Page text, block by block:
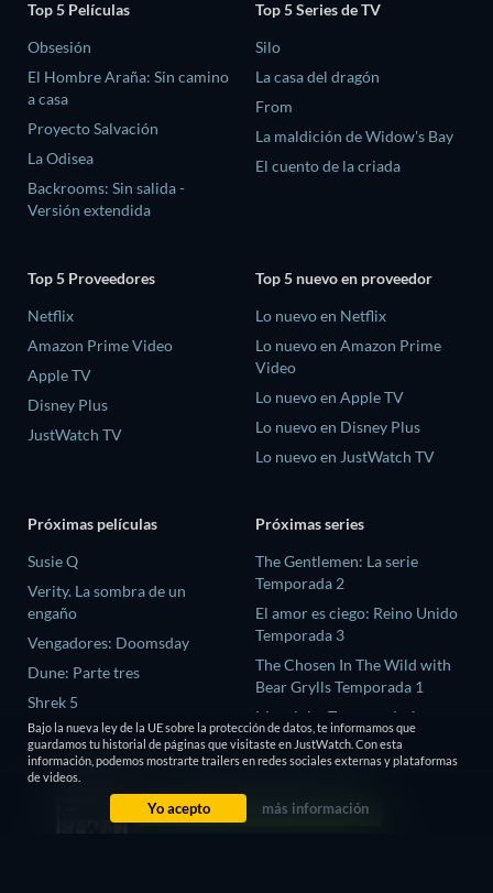
Top 5 Películas
Obsesión
El Hombre Araña: Sin camino
a casa
Proyecto Salvación
La Odisea
Backrooms: Sin salida -
Versión extendida
Top 5 Series de TV
Silo
La casa del dragón
From
La maldición de Widow's Bay
El cuento de la criada
Top 5 Proveedores
Netflix
Amazon Prime Video
Apple TV
Disney Plus
JustWatch TV
Top 5 nuevo en proveedor
Lo nuevo en Netflix
Lo nuevo en Amazon Prime
Video
Lo nuevo en Apple TV
Lo nuevo en Disney Plus
Lo nuevo en JustWatch TV
Próximas películas
Susie Q
Verity. La sombra de un
engaño
Vengadores: Doomsday
Dune: Parte tres
Shrek 5
Próximas series
The Gentlemen: La serie
Temporada 2
El amor es ciego: Reino Unido
Temporada 3
The Chosen In The Wild with
Bear Grylls Temporada 1
Mourinho Temporada 1
Conversations with a Killer:
The Charles Manson Tapes
Bajo la nueva ley de la UE sobre la protección de datos, te informamos que
guardamos tu historial de páginas que visitaste en JustWatch. Con esta
información, podemos mostrarte trailers en redes sociales externas y plataformas
de videos.
Yo acepto más información